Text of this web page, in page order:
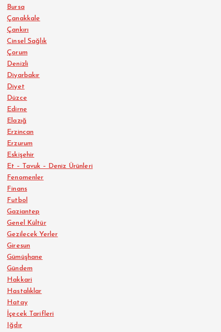
Bursa
Çanakkale
Çankırı
Cinsel Sağlık
Çorum
Denizli
Diyarbakır
Diyet
Düzce
Edirne
Elazığ
Erzincan
Erzurum
Eskişehir
Et – Tavuk – Deniz Ürünleri
Fenomenler
Finans
Futbol
Gaziantep
Genel Kültür
Gezilecek Yerler
Giresun
Gümüşhane
Gündem
Hakkari
Hastalıklar
Hatay
İçecek Tarifleri
Iğdır